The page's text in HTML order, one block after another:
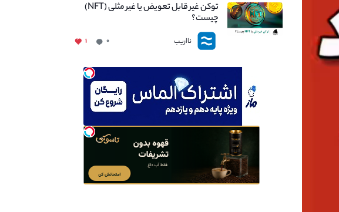
توکن غیر قابل تعویض یا غیر مثلی (NFT)
چیست؟
نااریب ۰ ۱